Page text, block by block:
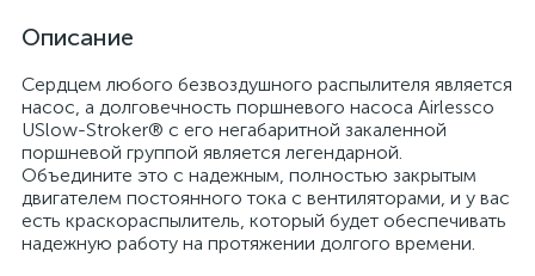
Описание
Сердцем любого безвоздушного распылителя является
насос, а долговечность поршневого насоса Airlessco
USlow-Stroker® с его негабаритной закаленной
поршневой группой является легендарной.
Объедините это с надежным, полностью закрытым
двигателем постоянного тока с вентиляторами, и у вас
есть краскораспылитель, который будет обеспечивать
надежную работу на протяжении долгого времени.